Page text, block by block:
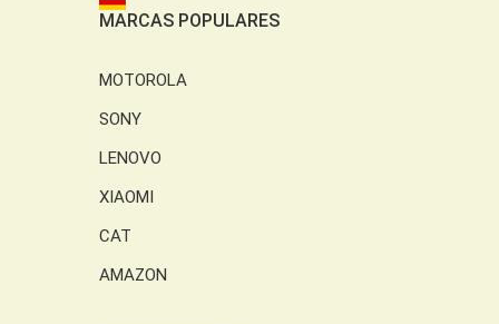
MARCAS POPULARES
MOTOROLA
SONY
LENOVO
XIAOMI
CAT
AMAZON